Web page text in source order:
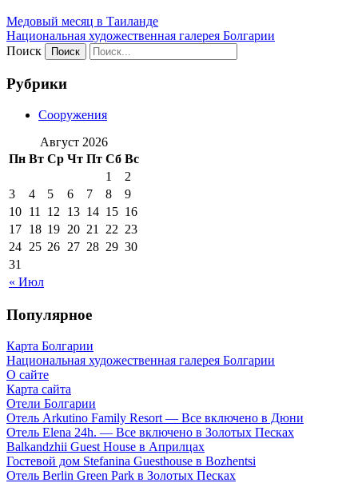
Медовый месяц в Таиланде
Национальная художественная галерея Болгарии
Поиск
Рубрики
Сооружения
Август 2026
Пн Вт Ср Чт Пт Сб Вс
« Июл
1
2
3
4 5 6 7 8
9
10 11 12 13 14 15 16
17 18 19 20 21 22 23
24 25 26 27 28 29 30
31
Популярное
Карта Болгарии
Национальная художественная галерея Болгарии
О сайте
Карта сайта
Отели Болгарии
Отель Arkutino Family Resort — Все включено в Дюни
Отель Elena 24h. — Все включено в Золотых Песках
Balkandzhii Guest House в Априлцах
Гостевой дом Stefanina Guesthouse в Bozhentsi
Отель Berlin Green Park в Золотых Песках